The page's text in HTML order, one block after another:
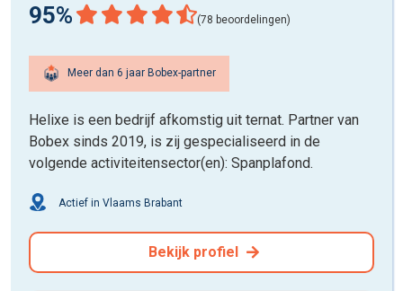
95%
(78 beoordelingen)
Meer dan 6 jaar Bobex-partner
Helixe is een bedrijf afkomstig uit ternat. Partner van
Bobex sinds 2019, is zij gespecialiseerd in de
volgende activiteitensector(en): Spanplafond.
Actief in Vlaams Brabant
Bekijk profiel